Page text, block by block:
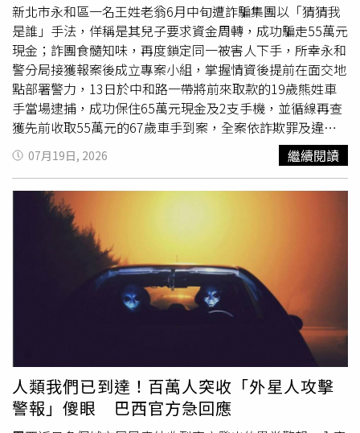
新北市永和區一名王姓老翁6月中旬遭詐騙集團以「猜猜我
是誰」手法，佯稱是其兒子要求資金周轉，成功騙走55萬元
現金；詐團食髓知味，再度鎖定同一被害人下手，所幸永和
警分局接獲報案後成立專案小組，掌握情資後提前在面交地
點部署警力，13日於中和路一帶將前來取款的19歲熊姓車
手當場逮捕，成功保住65萬元現金及2支手機，並循線再查
獲先前收取55萬元的67歲車手到案，全案依詐欺罪及違反
洗錢防制法等罪嫌移送新北地檢署，熊男經法院裁定羈押禁
見。警方調查，王男於6月中旬接獲一通電話，對方聲音酷
似其兒子，自稱因換新手機要求被害人重新加LINE帳號，
隨後以生意資金周轉為由，委託友人到住處代為取款。王男
一時未加查證，誤信說詞交付55萬元現金，事後向兒子確認
才驚覺遭騙，立即報警。永和分局成立專案小組追查期間，
詐團竟再度出手，對同一被害人故技重施，試圖再騙取65萬
元。警方掌握情資後布置埋伏，待熊姓車手現身取款時當場
將其壓制上銬，查扣65萬元現金及手機等證物。警方指出，
近年詐騙集團除利用「猜猜我是誰」、「換手機號碼」等傳
、釣魚簡訊
及地下個資交易取得個人資訊，再假冒親友博取信任。永和
分局提醒，民眾接獲疑似親友借款或要求更換聯絡方式的電
話，應立即掛斷後以原有方式向本人查證，並建議與家中長
輩預先設定專屬通關密語，以快速辨別真偽；如有疑問，請
07月19日, 2026 繼續閱讀
人類我們已到達！百萬人突收「外星人攻擊
警報」傻眼 巴西官方急回應